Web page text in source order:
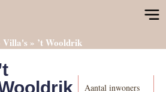
Villa's» ’t Wooldrik
Aantal inwoners